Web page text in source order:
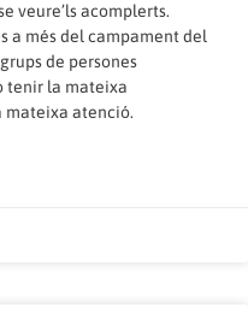
veure’ls acomplerts.
a més del campament del
de persones
tenir la mateixa
mateixa atenció.